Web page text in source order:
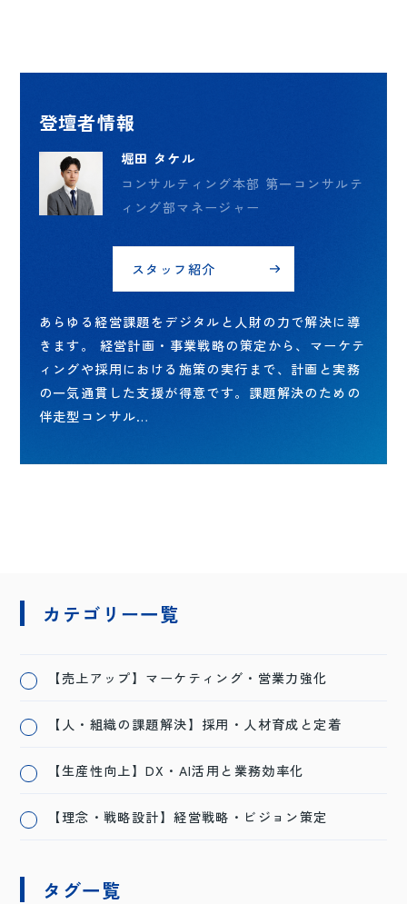
登壇者情報
堀田 タケル
コンサルティング本部 第一コンサルテ
ィング部マネージャー
スタッフ紹介
あらゆる経営課題をデジタルと人財の力で解決に導
きます。 経営計画・事業戦略の策定から、マーケテ
ィングや採用における施策の実行まで、計画と実務
の一気通貫した支援が得意です。課題解決のための
伴走型コンサル…
カテゴリー一覧
【売上アップ】マーケティング・営業力強化
【人・組織の課題解決】採用・人材育成と定着
【生産性向上】DX・AI活用と業務効率化
【理念・戦略設計】経営戦略・ビジョン策定
タグ一覧